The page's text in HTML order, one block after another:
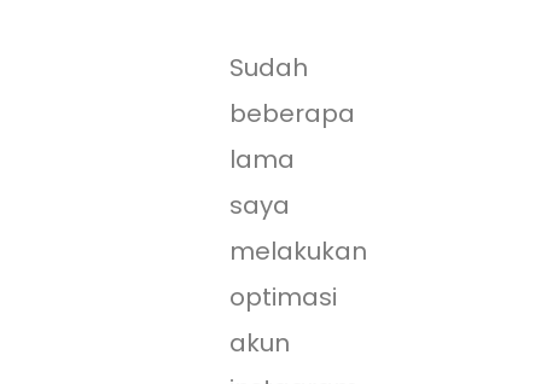
Sudah
beberapa
lama
saya
melakukan
optimasi
akun